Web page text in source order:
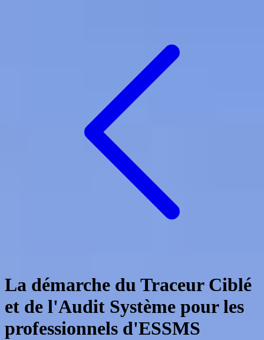
La démarche du Traceur Ciblé
et de l'Audit Système pour les
professionnels d'ESSMS